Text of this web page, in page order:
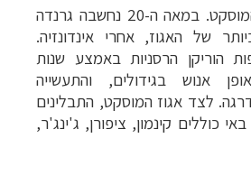
הוא אגוז המוסקט. במאה ה-20 נחשבה גרנדה
של האגוז, אחרי אינדונזיה.
הוריקן הרסניות באמצע שנות
באופן אנוש בגידולים, והתעשייה
לצד אגוז המוסקט, התבלינים
כוללים קינמון, ציפורן, ג'ינג'ר,